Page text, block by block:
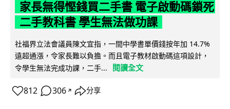
家長無得慳錢買二手書 電子啟動碼鎖死
二手教科書 學生無法做功課
社福界立法會議員陳文宜指，一間中學書單價錢按年加 14.7%
遠超通漲，令家長難以負擔。而且電子教材啟動碼這項設計，
令學生無法完成功課，二手...
閱讀全文
812 306 ↗ 分享